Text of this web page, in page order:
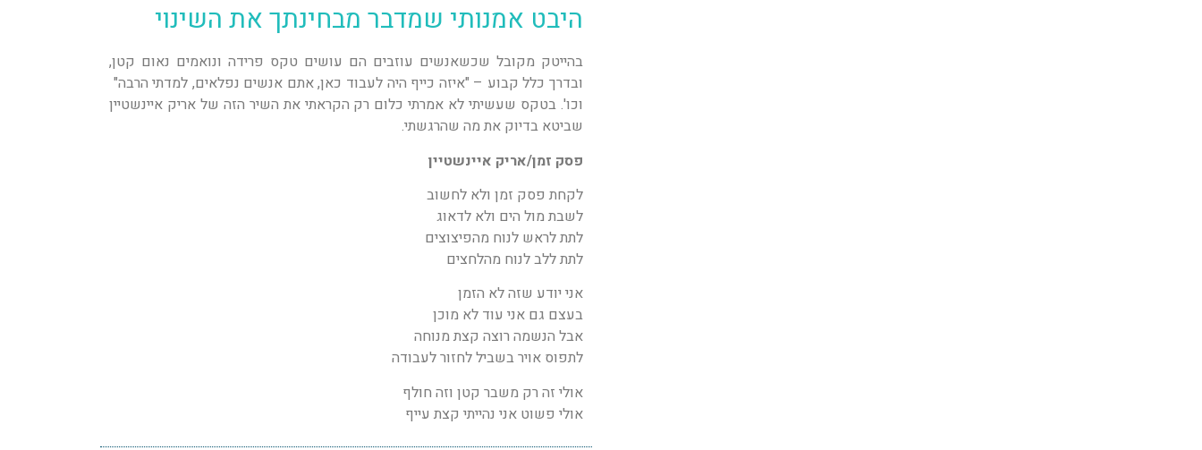
היבט אמנותי שמדבר מבחינתך את השינוי
בהייטק מקובל שכשאנשים עוזבים הם עושים טקס פרידה ונואמים נאום קטן,
ובדרך כלל קבוע – "איזה כייף היה לעבוד כאן, אתם אנשים נפלאים, למדתי הרבה"
וכו'. בטקס שעשיתי לא אמרתי כלום רק הקראתי את השיר הזה של אריק איינשטיין
שביטא בדיוק את מה שהרגשתי.
פסק זמן/אריק איינשטיין
לקחת פסק זמן ולא לחשוב
לשבת מול הים ולא לדאוג
לתת לראש לנוח מהפיצוצים
לתת ללב לנוח מהלחצים
אני יודע שזה לא הזמן
בעצם גם אני עוד לא מוכן
אבל הנשמה רוצה קצת מנוחה
לתפוס אויר בשביל לחזור לעבודה
אולי זה רק משבר קטן וזה חולף
אולי פשוט אני נהייתי קצת עייף